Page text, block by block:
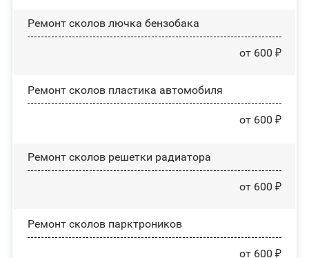
Ремонт сколов лючка бензобака
от 600 ₽
Ремонт сколов пластика автомобиля
от 600 ₽
Ремонт сколов решетки радиатора
от 600 ₽
Ремонт сколов парктроников
от 600 ₽